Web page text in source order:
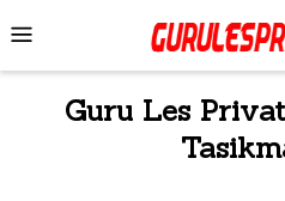
to
contentMenu
Guru Les